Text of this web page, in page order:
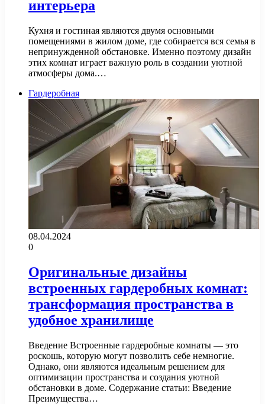
интерьера
Кухня и гостиная являются двумя основными
помещениями в жилом доме, где собирается вся семья в
непринужденной обстановке. Именно поэтому дизайн
этих комнат играет важную роль в создании уютной
атмосферы дома.…
Гардеробная
08.04.2024
0
Оригинальные дизайны
встроенных гардеробных комнат:
трансформация пространства в
удобное хранилище
Введение Встроенные гардеробные комнаты — это
роскошь, которую могут позволить себе немногие.
Однако, они являются идеальным решением для
оптимизации пространства и создания уютной
обстановки в доме. Содержание статьи: Введение
Преимущества…